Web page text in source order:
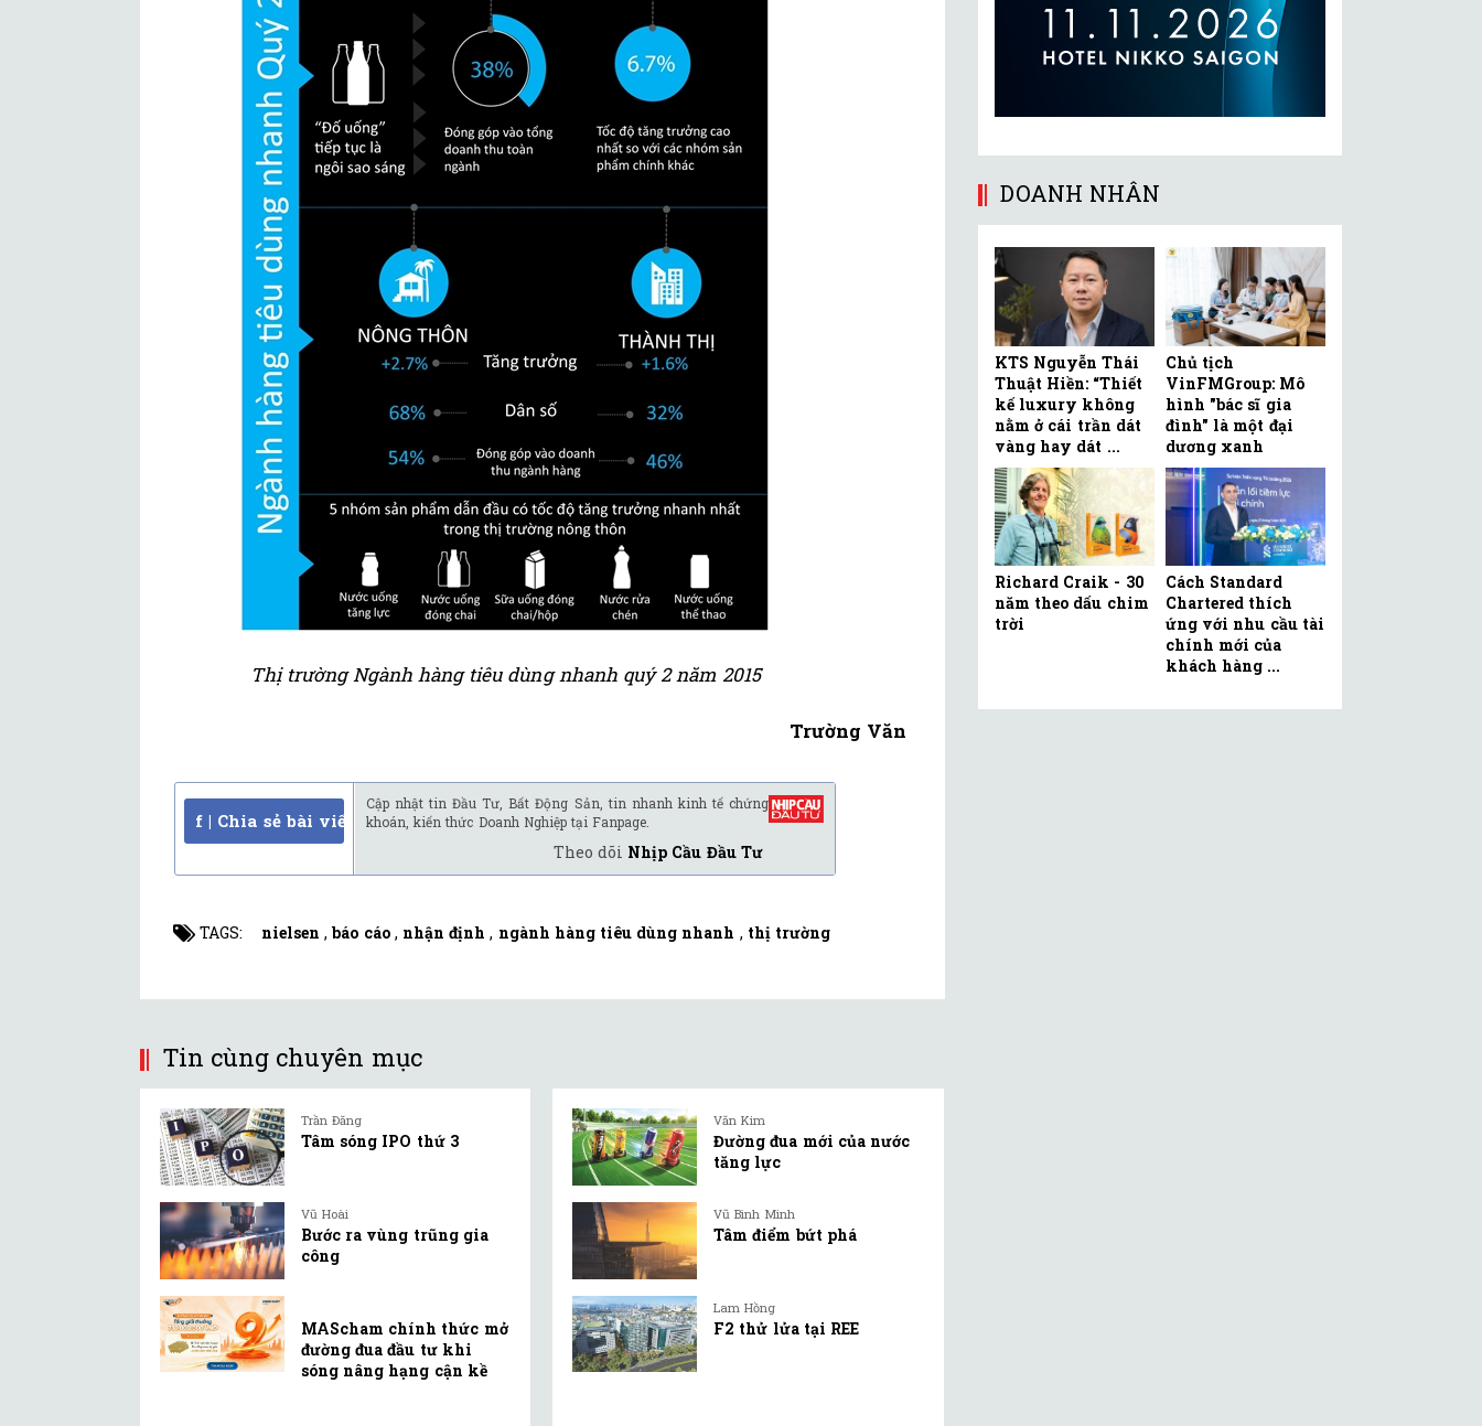
Thị trường Ngành hàng tiêu dùng nhanh quý 2 năm 2015
Trường Văn
f | Chia sẻ bài viết
Cập nhật tin Đầu Tư, Bất Động Sản, tin nhanh kinh tế chứng
khoán, kiến thức Doanh Nghiệp tại Fanpage.
Theo dõi Nhịp Cầu Đầu Tư
TAGS: nielsen ,báo cáo, nhận định , ngành hàng tiêu dùng nhanh , thị trường
Tin cùng chuyên mục
Trần Đăng
Tâm sóng IPO thứ 3
Vũ Hoài
Bước ra vùng trũng gia
công
MAScham chính thức mở
đường đua đầu tư khi
sóng nâng hạng cận kề
Văn Kim
Đường đua mới của nước
tăng lực
Vũ Bình Minh
Tâm điểm bứt phá
Lam Hồng
F2 thử lửa tại REE
DOANH NHÂN
KTS Nguyễn Thái
Thuật Hiền: “Thiết
kế luxury không
nằm ở cái trần dát
vàng hay dát ...
Chủ tịch
VinFMGroup: Mô
hình "bác sĩ gia
đình" là một đại
dương xanh
Richard Craik - 30
năm theo dấu chim
trời
Cách Standard
Chartered thích
ứng với nhu cầu tài
chính mới của
khách hàng ...